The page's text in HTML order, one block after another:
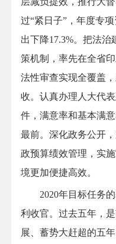
过“紧日子”，年度专
出下降17.3%。把法
策机制，率先在全省
法性审查实现全覆盖
收。认真办理人大代
件，满意率和基本满
最前。深化政务公开
政预算绩效管理，实
境更加便捷高效。
2020年目标任务的
利收官。过去五年，
展、蓄势大赶超的五年